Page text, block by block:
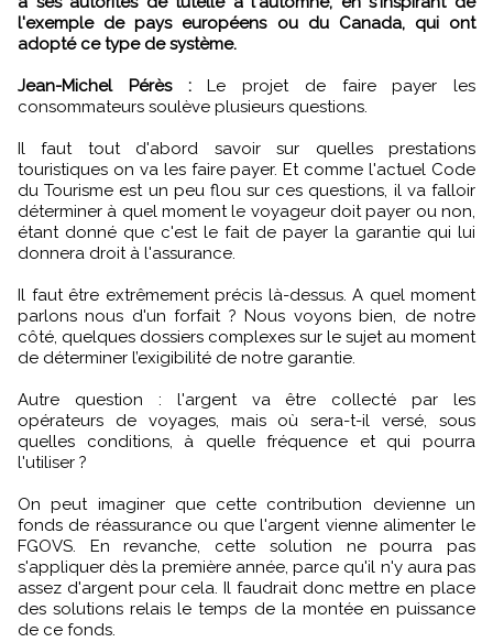
l'exemple de pays européens ou du Canada, qui ont
adopté ce type de système.
Jean-Michel Pérès :Le projet de faire payer les
consommateurs soulève plusieurs questions.
Il faut tout d'abord savoir sur quelles prestations
touristiques on va les faire payer. Et comme l'actuel Code
du Tourisme est un peu flou sur ces questions, il va falloir
déterminer à quel moment le voyageur doit payer ou non,
étant donné que c'est le fait de payer la garantie qui lui
donnera droit à l'assurance.
Il faut être extrêmement précis là-dessus. A quel moment
parlons nous d'un forfait ? Nous voyons bien, de notre
côté, quelques dossiers complexes sur le sujet au moment
de déterminer l’exigibilité de notre garantie.
Autre question : l'argent va être collecté par les
opérateurs de voyages, mais où sera-t-il versé, sous
quelles conditions, à quelle fréquence et qui pourra
l'utiliser ?
On peut imaginer que cette contribution devienne un
fonds de réassurance ou que l'argent vienne alimenter le
FGOVS. En revanche, cette solution ne pourra pas
s'appliquer dès la première année, parce qu'il n'y aura pas
assez d'argent pour cela. Il faudrait donc mettre en place
des solutions relais le temps de la montée en puissance
de ce fonds.